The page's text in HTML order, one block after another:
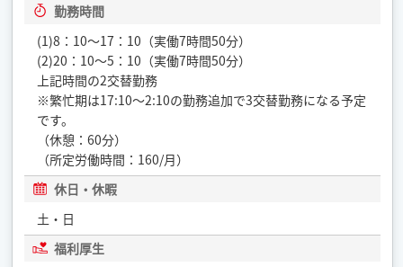
勤務時間
(1)8：10〜17：10（実働7時間50分）
(2)20：10〜5：10（実働7時間50分）
上記時間の2交替勤務
※繁忙期は17:10～2:10の勤務追加で3交替勤務になる予定
です。
（休憩：60分）
（所定労働時間：160/月）
休日・休暇
土・日
福利厚生